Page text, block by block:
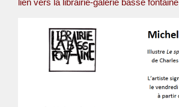
lien vers la librairie-galerie basse fontaine